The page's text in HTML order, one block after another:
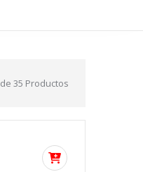
de 35 Productos